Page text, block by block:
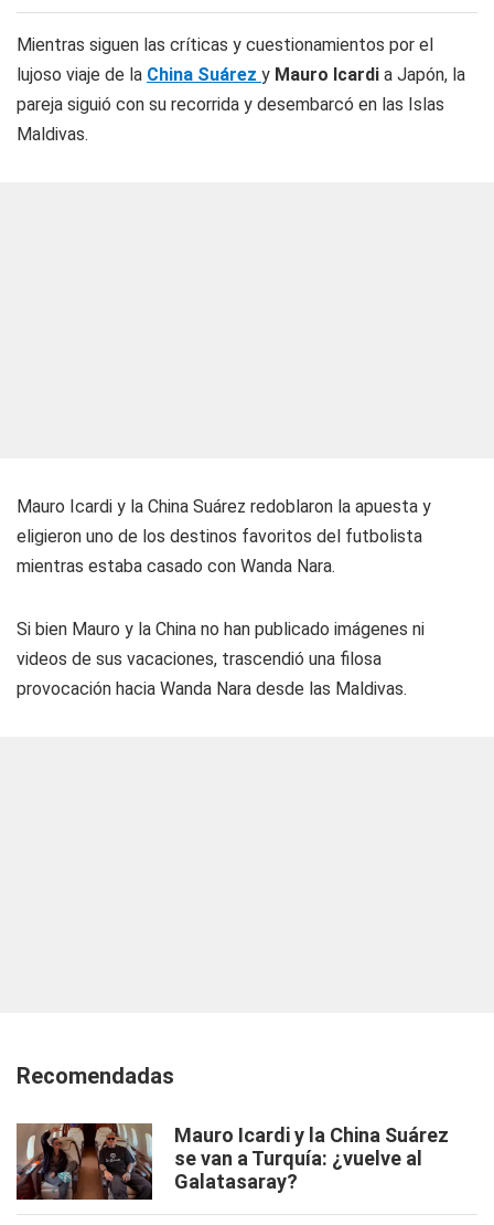
Mientras siguen las críticas y cuestionamientos por el
lujoso viaje de la China Suárez y Mauro Icardi a Japón, la
pareja siguió con su recorrida y desembarcó en las Islas
Maldivas.
Mauro Icardi y la China Suárez redoblaron la apuesta y
eligieron uno de los destinos favoritos del futbolista
mientras estaba casado con Wanda Nara.
Si bien Mauro y la China no han publicado imágenes ni
videos de sus vacaciones, trascendió una filosa
provocación hacia Wanda Nara desde las Maldivas.
Recomendadas
Mauro Icardi y la China Suárez
se van a Turquía: ¿vuelve al
Galatasaray?